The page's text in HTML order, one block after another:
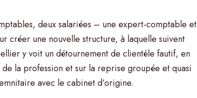
deux salariées – une expert‑comptable et
créer une nouvelle structure, à laquelle suivent
y voit un détournement de clientèle fautif, en
la profession et sur la reprise groupée et quasi
avec le cabinet d’origine.